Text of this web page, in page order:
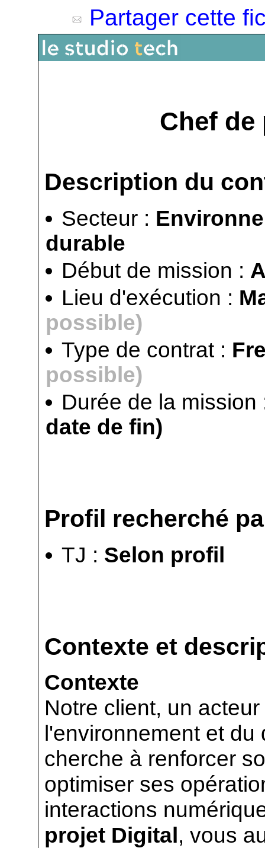
Partager cette
Chef
Description du
Secteur :
durable
Début de mission :
Lieu d'exécution :
possible)
Type de contrat :
possible)
Durée de la
date de fin)
Profil recherché
TJ : Selon profil
Contexte et
Contexte
Notre client, un
l'environnement et
cherche à renforcer
optimiser ses
interactions
projet Digital , vous